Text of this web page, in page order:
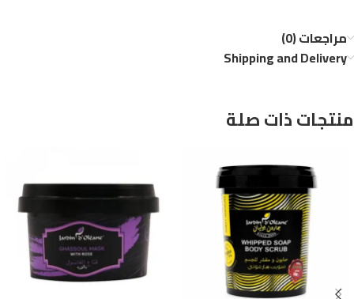
مراجعات (0)
Shipping and Delivery
منتجات ذات صلة